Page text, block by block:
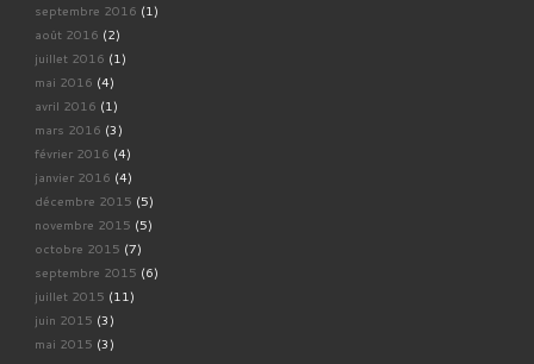
septembre 2016 (1)
août 2016 (2)
juillet 2016 (1)
mai 2016 (4)
avril 2016 (1)
mars 2016 (3)
février 2016 (4)
janvier 2016 (4)
décembre 2015 (5)
novembre 2015 (5)
octobre 2015 (7)
septembre 2015 (6)
juillet 2015 (11)
juin 2015 (3)
mai 2015 (3)